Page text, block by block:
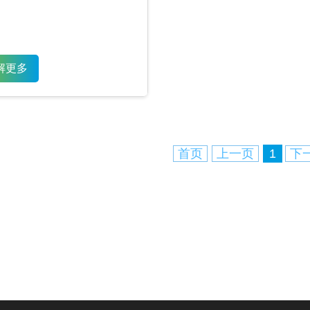
更多
首页 上一页 1 下